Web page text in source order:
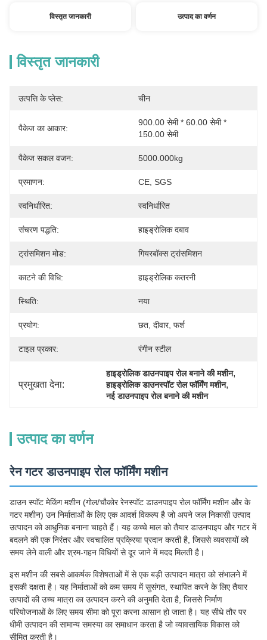
विस्तृत जानकारी उत्पाद का वर्णन
विस्तृत जानकारी
उत्पत्ति के प्लेस: चीन
पैकेज का आकार:
900.00 सेमी * 60.00 सेमी *
150.00 सेमी
पैकेज सकल वजन: 5000.000kg
प्रमाणन: CE, SGS
स्वनिर्धारित: स्वनिर्धारित
संचरण पद्धति: हाइड्रोलिक दबाव
ट्रांसमिशन मोड: गियरबॉक्स ट्रांसमिशन
काटने की विधि: हाइड्रोलिक कतरनी
स्थिति: नया
प्रयोग: छत, दीवार, फर्श
टाइल प्रकार: रंगीन स्टील
प्रमुखता देना:
हाइड्रोलिक डाउनपाइप रोल बनाने की मशीन,
हाइड्रोलिक डाउनस्पॉट रोल फॉर्मिंग मशीन,
नई डाउनपाइप रोल बनाने की मशीन
उत्पाद का वर्णन
रेन गटर डाउनपाइप रोल फॉर्मिंग मशीन
डाउन स्पॉट मेकिंग मशीन (गोल/चौकोर रेनस्पॉट डाउनपाइप रोल फॉर्मिंग मशीन और के
गटर मशीन) उन निर्माताओं के लिए एक आदर्श विकल्प है जो अपने जल निकासी उत्पाद
उत्पादन को आधुनिक बनाना चाहते हैं। यह कच्चे माल को तैयार डाउनपाइप और गटर में
बदलने की एक निरंतर और स्वचालित प्रक्रिया प्रदान करती है, जिससे व्यवसायों को
समय लेने वाली और श्रम-गहन विधियों से दूर जाने में मदद मिलती है।
इस मशीन की सबसे आकर्षक विशेषताओं में से एक बड़ी उत्पादन मात्रा को संभालने में
इसकी दक्षता है। यह निर्माताओं को कम समय में सुसंगत, स्थापित करने के लिए तैयार
उत्पादों की उच्च मात्रा का उत्पादन करने की अनुमति देता है, जिससे निर्माण
परियोजनाओं के लिए समय सीमा को पूरा करना आसान हो जाता है। यह सीधे तौर पर
धीमी उत्पादन की सामान्य समस्या का समाधान करता है जो व्यावसायिक विकास को
सीमित करती है।